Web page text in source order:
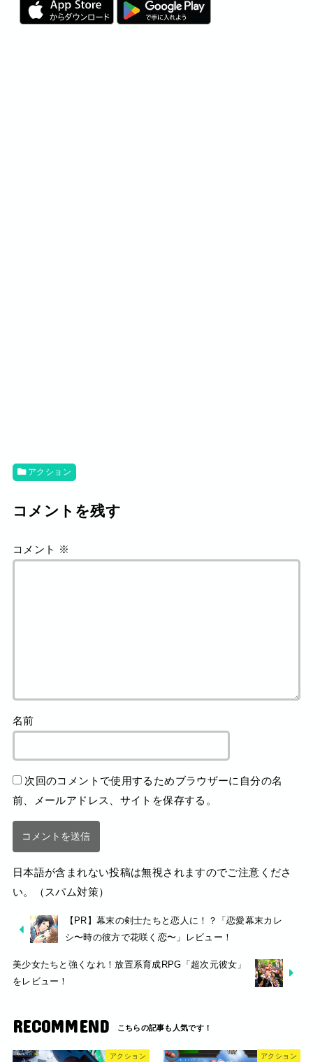
アクション
コメントを残す
コメント ※
名前
次回のコメントで使用するためブラウザーに自分の名
前、メールアドレス、サイトを保存する。
日本語が含まれない投稿は無視されますのでご注意くださ
い。（スパム対策）
【PR】幕末の剣士たちと恋人に！？「恋愛幕末カレ
シ〜時の彼方で花咲く恋〜」レビュー！
美少女たちと強くなれ！放置系育成RPG「超次元彼女」
をレビュー！
RECOMMEND
アクション アクション